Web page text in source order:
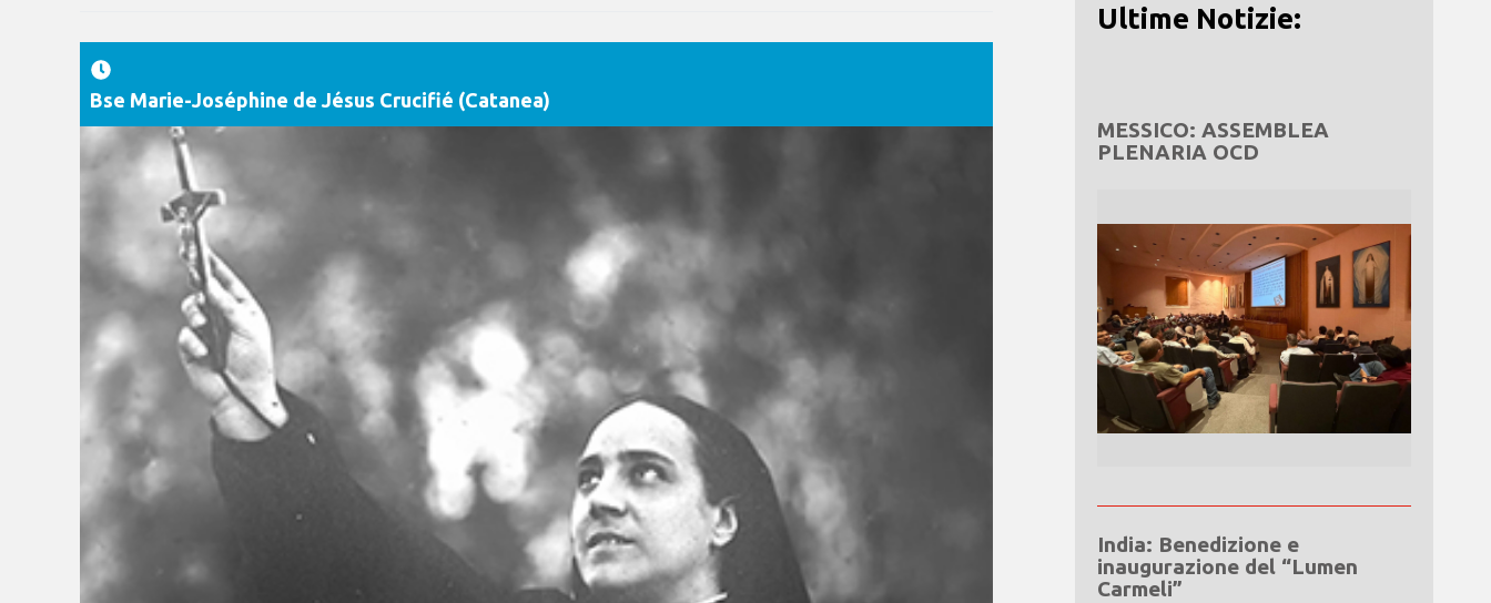
Bse Marie-Joséphine de Jésus Crucifié (Catanea)
Ultime Notizie:
MESSICO: ASSEMBLEA
PLENARIA OCD
India: Benedizione e
inaugurazione del “Lumen
Carmeli”